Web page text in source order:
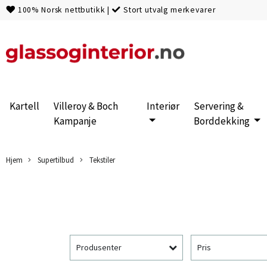
100% Norsk nettbutikk | Stort utvalg merkevarer
Kartell
Villeroy & Boch
Kampanje
Interiør
Servering &
Borddekking
Hjem Supertilbud Tekstiler
Produsenter Pris